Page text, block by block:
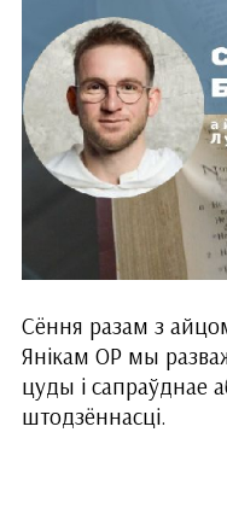
Сёння разам з
Янікам ОР мы
цуды і сапраўднае
штодзённасці.